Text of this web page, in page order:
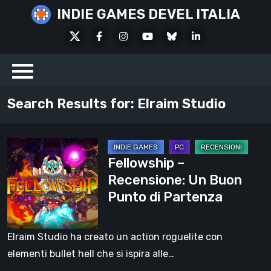
INDIE GAMES DEVEL ITALIA
FacebookInstagramYoutubeBlueskyLinkedIn
Search Results for: Elraim Studio
Fellowship
–
Recensione:
Un
Buon
Punto
di
Fellowship –
Recensione: Un Buon
Punto di Partenza
Elraim Studio ha creato un action roguelite con
elementi bullet hell che si ispira alle…